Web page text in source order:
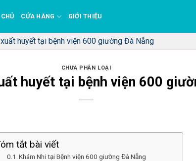
CỬA HÀNG GIỚI THIỆU
huyết tại bệnh viện 600 giường Đà Nẵng
CHƯA PHÂN LOẠI
huyết tại bệnh viện 600
tắt bài viết
Khám Nhi tại Bệnh viện 600 giường Đà Nẵng